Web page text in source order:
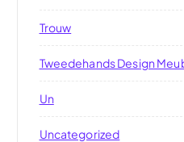
Trouw
Tweedehands Design
Un
Uncategorized